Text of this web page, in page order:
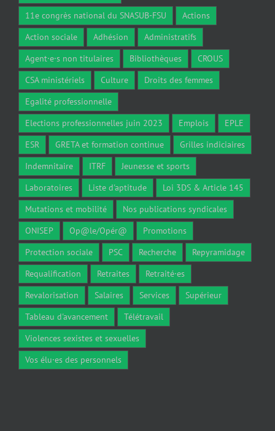
11e congrès national du SNASUB-FSU
Actions
Action sociale
Adhésion
Administratifs
Agent·e·s non titulaires
Bibliothèques
CROUS
CSA ministériels
Culture
Droits des femmes
Egalité professionnelle
Elections professionnelles juin 2023
Emplois
EPLE
ESR
GRETA et formation continue
Grilles indiciaires
Indemnitaire
ITRF
Jeunesse et sports
Laboratoires
Liste d'aptitude
Loi 3DS & Article 145
Mutations et mobilité
Nos publications syndicales
ONISEP
Op@le/Opér@
Promotions
Protection sociale
PSC Recherche
Repyramidage
Requalification
Retraites
Retraité·es
Revalorisation
Salaires Services
Supérieur
Tableau d'avancement
Télétravail
Violences sexistes et sexuelles
Vos élu·es des personnels